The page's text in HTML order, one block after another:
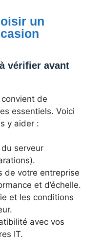
un
vérifier avant
de
essentiels. Voici
y aider :
du serveur
de votre entreprise
et d’échelle.
et les conditions
avec vos
IT.